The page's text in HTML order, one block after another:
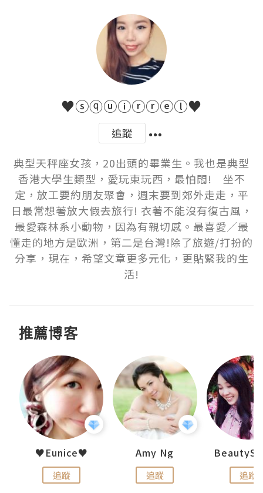
♥ⓢⓠⓤⓘⓡⓡⓔⓛ♥
追蹤
典型天秤座女孩，20出頭的畢業生。我也是典型
香港大學生類型，愛玩東玩西，最怕悶!　坐不
定，放工要約朋友聚會，週末要到郊外走走，平
日最常想著放大假去旅行! 衣著不能沒有復古風，
最愛森林系小動物，因為有親切感。最喜愛／最
懂走的地方是歐洲，第二是台灣!除了旅遊/打扮的
分享，現在，希望文章更多元化，更貼緊我的生
推薦博客
♥Eunice♥
追蹤
Amy Ng
追蹤 追蹤